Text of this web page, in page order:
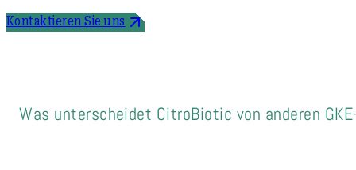
Kontaktieren Sie uns
Was unterscheidet CitroBiotic von anderen